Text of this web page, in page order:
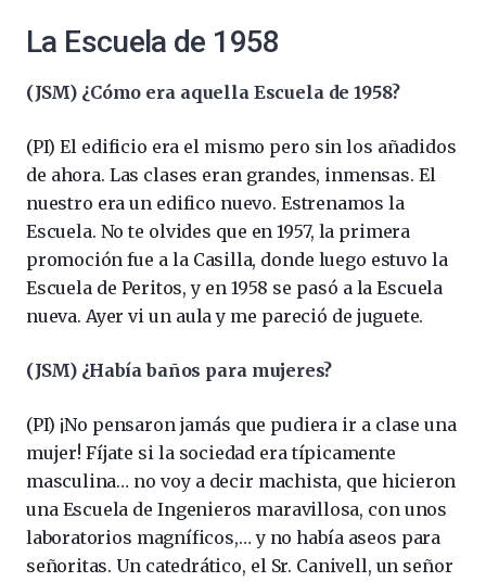
La Escuela de 1958
(JSM) ¿Cómo era aquella Escuela de 1958?
(PI) El edificio era el mismo pero sin los añadidos
de ahora. Las clases eran grandes, inmensas. El
nuestro era un edifico nuevo. Estrenamos la
Escuela. No te olvides que en 1957, la primera
promoción fue a la Casilla, donde luego estuvo la
Escuela de Peritos, y en 1958 se pasó a la Escuela
nueva. Ayer vi un aula y me pareció de juguete.
(JSM) ¿Había baños para mujeres?
(PI) ¡No pensaron jamás que pudiera ir a clase una
mujer! Fíjate si la sociedad era típicamente
masculina… no voy a decir machista, que hicieron
una Escuela de Ingenieros maravillosa, con unos
laboratorios magníficos,… y no había aseos para
señoritas. Un catedrático, el Sr. Canivell, un señor